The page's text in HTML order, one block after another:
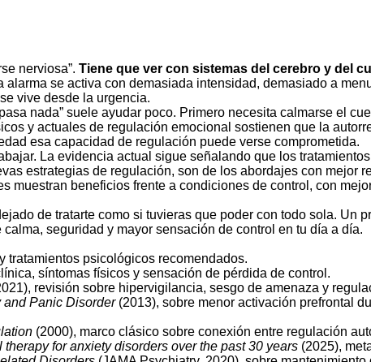
nerviosa”. Tiene que ver con sistemas del cerebro y del
alarma se activa con demasiada intensidad, demasiado a
vive desde la urgencia.
nada” suele ayudar poco. Primero necesita calmarse el
y actuales de regulación emocional sostienen que la
esa capacidad de regulación puede verse comprometida.
La evidencia actual sigue señalando que los
estrategias de regulación, son de los abordajes con mejor
beneficios frente a condiciones de control, con
de tratarte como si tuvieras que poder con todo sola. Un
seguridad y mayor sensación de control en tu día a día.
tratamientos psicológicos recomendados.
síntomas físicos y sensación de pérdida de control.
revisión sobre hipervigilancia, sesgo de amenaza y
and Panic Disorder(2013), sobre menor activación prefrontal
(2000), marco clásico sobre conexión entre regulación
for anxiety disorders over the past 30 years (2025),